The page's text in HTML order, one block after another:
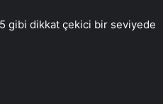
gibi dikkat çekici bir seviyede